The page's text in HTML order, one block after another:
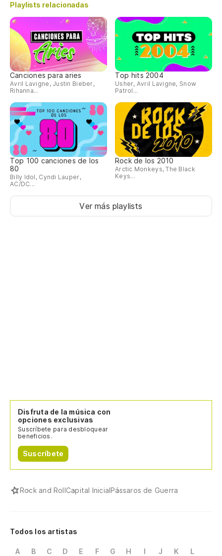
Playlists relacionadas
Canciones para aries
Avril Lavigne, Justin Bieber,
Rihanna...
Top hits 2004
Usher, Avril Lavigne, Snow
Patrol...
Top 100 canciones de los
80
Billy Idol, Cyndi Lauper,
AC/DC...
Rock de los 2010
Arctic Monkeys, The Black
Keys...
Ver más playlists
Disfruta de la música con
opciones exclusivas
Suscríbete para desbloquear
beneficios.
Suscríbete
Rock and RollCapital InicialPássaros de Guerra
Todos los artistas
A B C D E F G H I J K
L